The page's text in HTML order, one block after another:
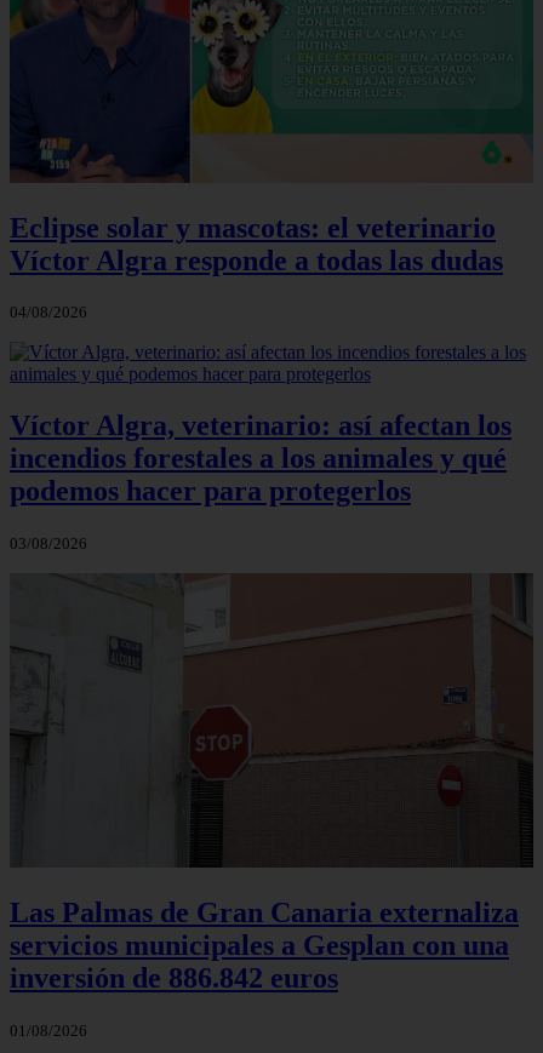
Eclipse solar y mascotas: el veterinario
Víctor Algra responde a todas las dudas
04/08/2026
Víctor Algra, veterinario: así afectan los
incendios forestales a los animales y qué
podemos hacer para protegerlos
03/08/2026
Las Palmas de Gran Canaria externaliza
servicios municipales a Gesplan con una
inversión de 886.842 euros
01/08/2026